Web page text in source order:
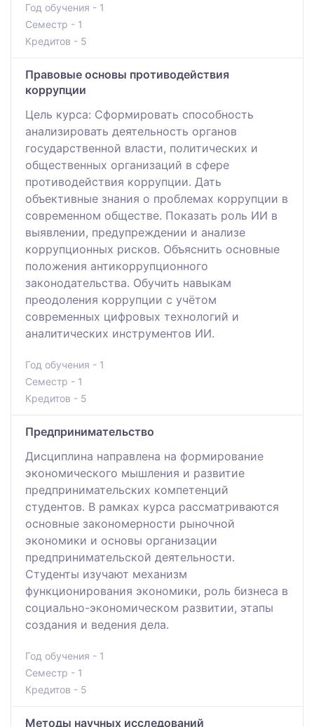
Год обучения - 1
Семестр - 1
Кредитов - 5
Правовые основы противодействия
коррупции
Цель курса: Сформировать способность
анализировать деятельность органов
государственной власти, политических и
общественных организаций в сфере
противодействия коррупции. Дать
объективные знания о проблемах коррупции в
современном обществе. Показать роль ИИ в
выявлении, предупреждении и анализе
коррупционных рисков. Объяснить основные
положения антикоррупционного
законодательства. Обучить навыкам
преодоления коррупции с учётом
современных цифровых технологий и
аналитических инструментов ИИ.
Год обучения - 1
Семестр - 1
Кредитов - 5
Предпринимательство
Дисциплина направлена на формирование
экономического мышления и развитие
предпринимательских компетенций
студентов. В рамках курса рассматриваются
основные закономерности рыночной
экономики и основы организации
предпринимательской деятельности.
Студенты изучают механизм
функционирования экономики, роль бизнеса в
социально-экономическом развитии, этапы
создания и ведения дела.
Год обучения - 1
Семестр - 1
Кредитов - 5
Методы научных исследований